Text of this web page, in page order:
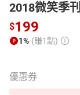
2018微笑季
$199
1% (賺1點)
優惠券